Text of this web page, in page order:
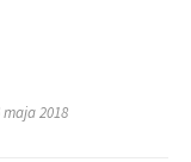
maja 2018